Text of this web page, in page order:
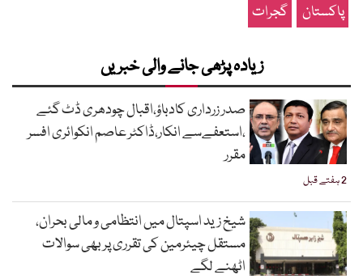
پاکستان گجرات
زیادہ پڑھی جانے والی خبریں
2 ہفتے قبل
صدر زرداری کادباؤ،اقبال چودھری ڈٹ گئے
،استعفےسے انکار،ڈاکٹر عاصم انکوائری افسر
مقرر
شیخ زید اسپتال میں انتظامی و مالی بحران،
مستقل چیئرمین کی تقرری پر بھی سوالات
اٹھنے لگے